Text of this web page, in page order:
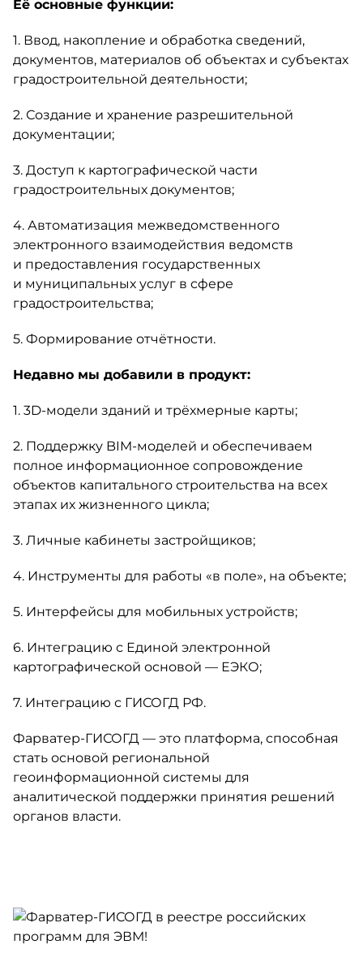
Её основные функции:
1. Ввод, накопление и обработка сведений,
документов, материалов об объектах и субъектах
градостроительной деятельности;
2. Создание и хранение разрешительной
документации;
3. Доступ к картографической части
градостроительных документов;
4. Автоматизация межведомственного
электронного взаимодействия ведомств
и предоставления государственных
и муниципальных услуг в сфере
градостроительства;
5. Формирование отчётности.
Недавно мы добавили в продукт:
1. 3D-модели зданий и трёхмерные карты;
2. Поддержку BIM-моделей и обеспечиваем
полное информационное сопровождение
объектов капитального строительства на всех
этапах их жизненного цикла;
3. Личные кабинеты застройщиков;
4. Инструменты для работы «в поле», на объекте;
5. Интерфейсы для мобильных устройств;
6. Интеграцию с Единой электронной
картографической основой — ЕЭКО;
7. Интеграцию с ГИСОГД РФ.
Фарватер-ГИСОГД — это платформа, способная
стать основой региональной
геоинформационной системы для
аналитической поддержки принятия решений
органов власти.